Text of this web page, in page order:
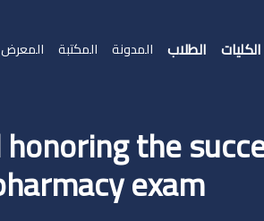
الكليات الطلاب المدونة المكتبة المعرض
the
exam